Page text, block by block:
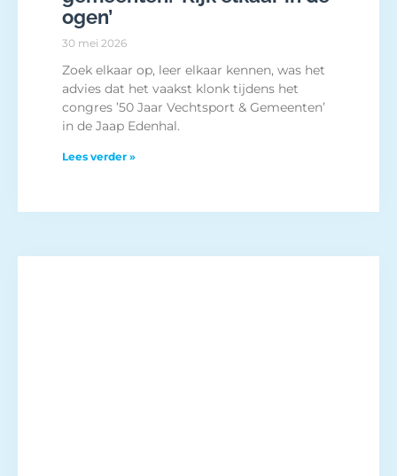
ogen’
30 mei 2026
Zoek elkaar op, leer elkaar kennen, was het
advies dat het vaakst klonk tijdens het
congres ’50 Jaar Vechtsport & Gemeenten’
in de Jaap Edenhal.
Lees verder »